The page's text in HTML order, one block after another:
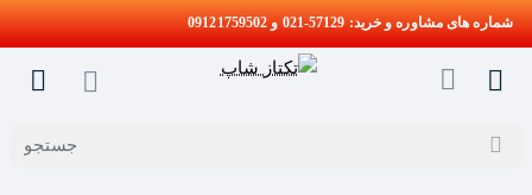
شماره های مشاوره و خرید: 57129-021 و 09121759502
جستجو